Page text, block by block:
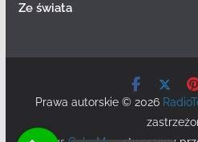
Ze świata
Prawa autorskie © 2026